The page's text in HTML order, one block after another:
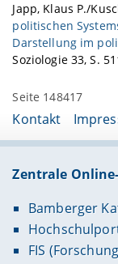
Japp, Klaus P./
politischen
Darstellung im
Soziologie 33, S.
Seite 148417
Kontakt
Zentrale
Bamberger
FIS